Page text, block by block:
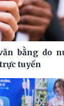
bằng do
tuyến